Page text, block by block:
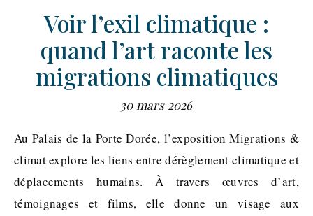
Voir l’exil climatique :
quand l’art raconte les
migrations climatiques
30 mars 2026
Au Palais de la Porte Dorée, l’exposition Migrations &
climat explore les liens entre dérèglement climatique et
déplacements humains. À travers œuvres d’art,
témoignages et films, elle donne un visage aux